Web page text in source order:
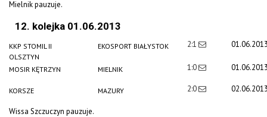
Mielnik pauzuje.
12. kolejka 01.06.2013
KKP STOMIL II
OLSZTYN
EKOSPORT BIAŁYSTOK 2:1
MOSIR KĘTRZYN MIELNIK 1:0
KORSZE MAZURY 2:0
Wissa Szczuczyn pauzuje.